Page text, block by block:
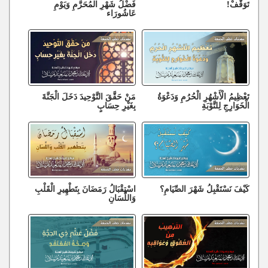
تَوَقَّفْ! فَضْلُ شَهْرِ المُحَرَّمِ وَيَوْمِ
عَاشُورَاء
تَعْظِيمُ الْأَشْهُرِ الْحُرُمِ وَدَعْوَةُ
الْخَوَارِجِ لِلتَّوْبَةِ
مَنْ حَقَّقَ التَّوْحِيدَ دَخَلَ الْجَنَّةَ
بِغَيْرِ حِسَابٍ
كَيْفَ نَسْتَقْبِلُ شَهْرَ الصِّيَامِ؟ اسْتِقْبَالُ رَمَضَانَ بِتَطْهِيرِ الْقَلْبِ
وَاللِّسَانِ